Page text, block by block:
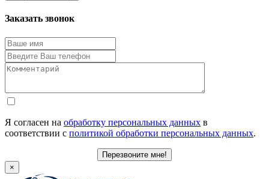
Заказать звонок
Я согласен на обработку персональных данных в
соответствии с политикой обработки персональных данных.
Перезвоните мне!
×